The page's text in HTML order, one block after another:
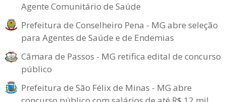
Agente Comunitário de Saúde
Prefeitura de Conselheiro Pena - MG abre seleção
para Agentes de Saúde e de Endemias
Câmara de Passos - MG retifica edital de concurso
público
Prefeitura de São Félix de Minas - MG abre